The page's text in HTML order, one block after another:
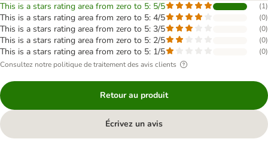
This is a stars rating area from zero to 5: 5/5 (1)
This is a stars rating area from zero to 5: 4/5 (0)
This is a stars rating area from zero to 5: 3/5 (0)
This is a stars rating area from zero to 5: 2/5 (0)
This is a stars rating area from zero to 5: 1/5 (0)
Consultez notre politique de traitement des avis clients
Retour au produit
Écrivez un avis